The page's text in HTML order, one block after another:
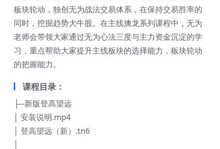
板块轮动，独创无为战法交易体系，在保持交易胜率的
同时，挖掘趋势大牛股。在主线擒龙系列课程中，无为
老师会带领大家通过无为心法三度与主力资金沉淀的学
习，重点帮助大家提升主线板块的选择能力，板块轮动
的把握能力。
课程目录：
├─新版登高望远
│ 安装说明.mp4
│ 登高望远（新）.tn6